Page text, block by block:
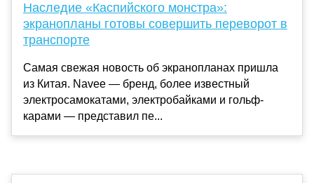
Наследие «Каспийского монстра»:
экранопланы готовы совершить переворот в
транспорте
Самая свежая новость об экранопланах пришла
из Китая. Navee — бренд, более известный
электросамокатами, электробайками и гольф-
карами — представил пе...